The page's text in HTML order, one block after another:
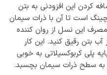
کردن این افزودنی به بتن
است تا آن با ذرات سیمان
این نسل از روان کننده
بتن رقیق کنید. این کار
پلی کربوکسیلاتی به خوبی
به سطح ذرات سیمان بچسبد.